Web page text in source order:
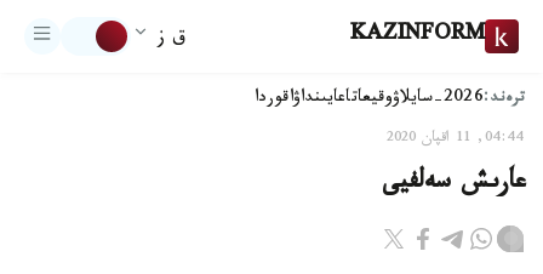
KAZINFORM ق ز
ترەند:2026-سايلاۋ وقيعاتاعايىنداۋاقوردا
04:44, 11 اقپان 2020
عارىش سەلفيى